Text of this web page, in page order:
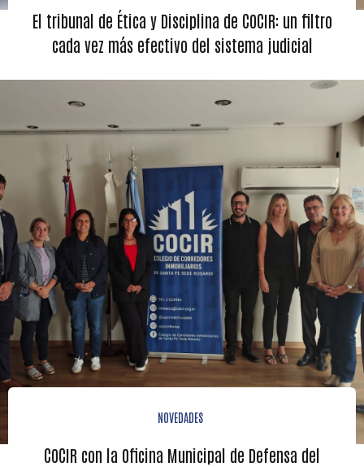
El tribunal de Ética y Disciplina de COCIR: un filtro
cada vez más efectivo del sistema judicial
NOVEDADES
COCIR con la Oficina Municipal de Defensa del